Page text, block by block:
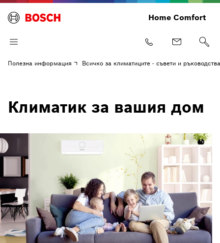
Home Comfort
Полезна информация Всичко за климатиците - съвети и ръководства
Климатик за вашия дом